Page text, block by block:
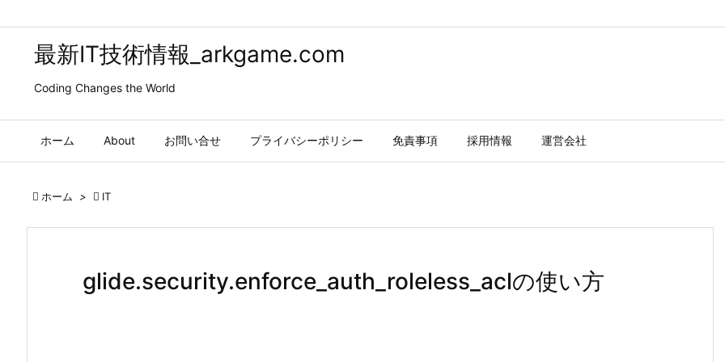
最新IT技術情報_arkgame.com
Coding Changes the World
ホーム About お問い合せ プライバシーポリシー 免責事項 採用情報 運営会社
 ホーム >  IT
glide.security.enforce_auth_roleless_aclの使い方